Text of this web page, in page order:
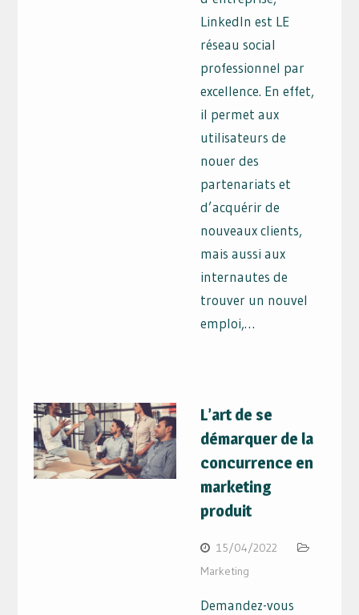
LinkedIn est LE
réseau social
professionnel par
excellence. En effet,
il permet aux
utilisateurs de
nouer des
partenariats et
d’acquérir de
nouveaux clients,
mais aussi aux
internautes de
trouver un nouvel
emploi,…
L’art de se
démarquer de la
concurrence en
marketing
produit
15/04/2022
Marketing
Demandez-vous